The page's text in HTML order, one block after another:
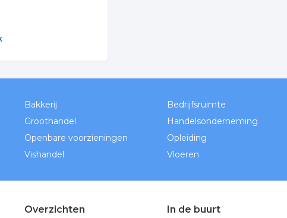
Bakkerij Bedrijfsruimte
Groothandel Handelsonderneming
Openbare voorzieningen Opleiding
Vishandel Vloeren
Overzichten In de buurt